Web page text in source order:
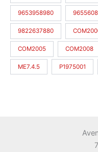
9653958980
9822637880
COM2005 COM2008
ME7.4.5 P1975001